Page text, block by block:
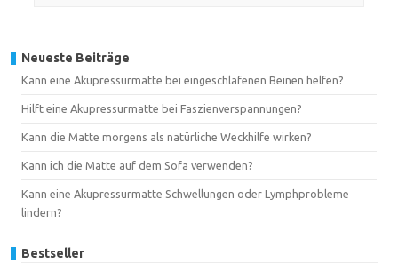
Neueste Beiträge
Kann eine Akupressurmatte bei eingeschlafenen Beinen helfen?
Hilft eine Akupressurmatte bei Faszienverspannungen?
Kann die Matte morgens als natürliche Weckhilfe wirken?
Kann ich die Matte auf dem Sofa verwenden?
Kann eine Akupressurmatte Schwellungen oder Lymphprobleme
lindern?
Bestseller